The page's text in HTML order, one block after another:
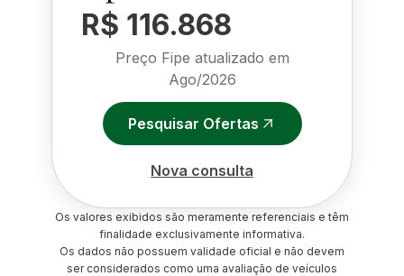
R$ 116.868
Preço Fipe atualizado em
Ago/2026
Pesquisar Ofertas
Nova consulta
Os valores exibidos são meramente referenciais e têm
finalidade exclusivamente informativa.
Os dados não possuem validade oficial e não devem
ser considerados como uma avaliação de veículos